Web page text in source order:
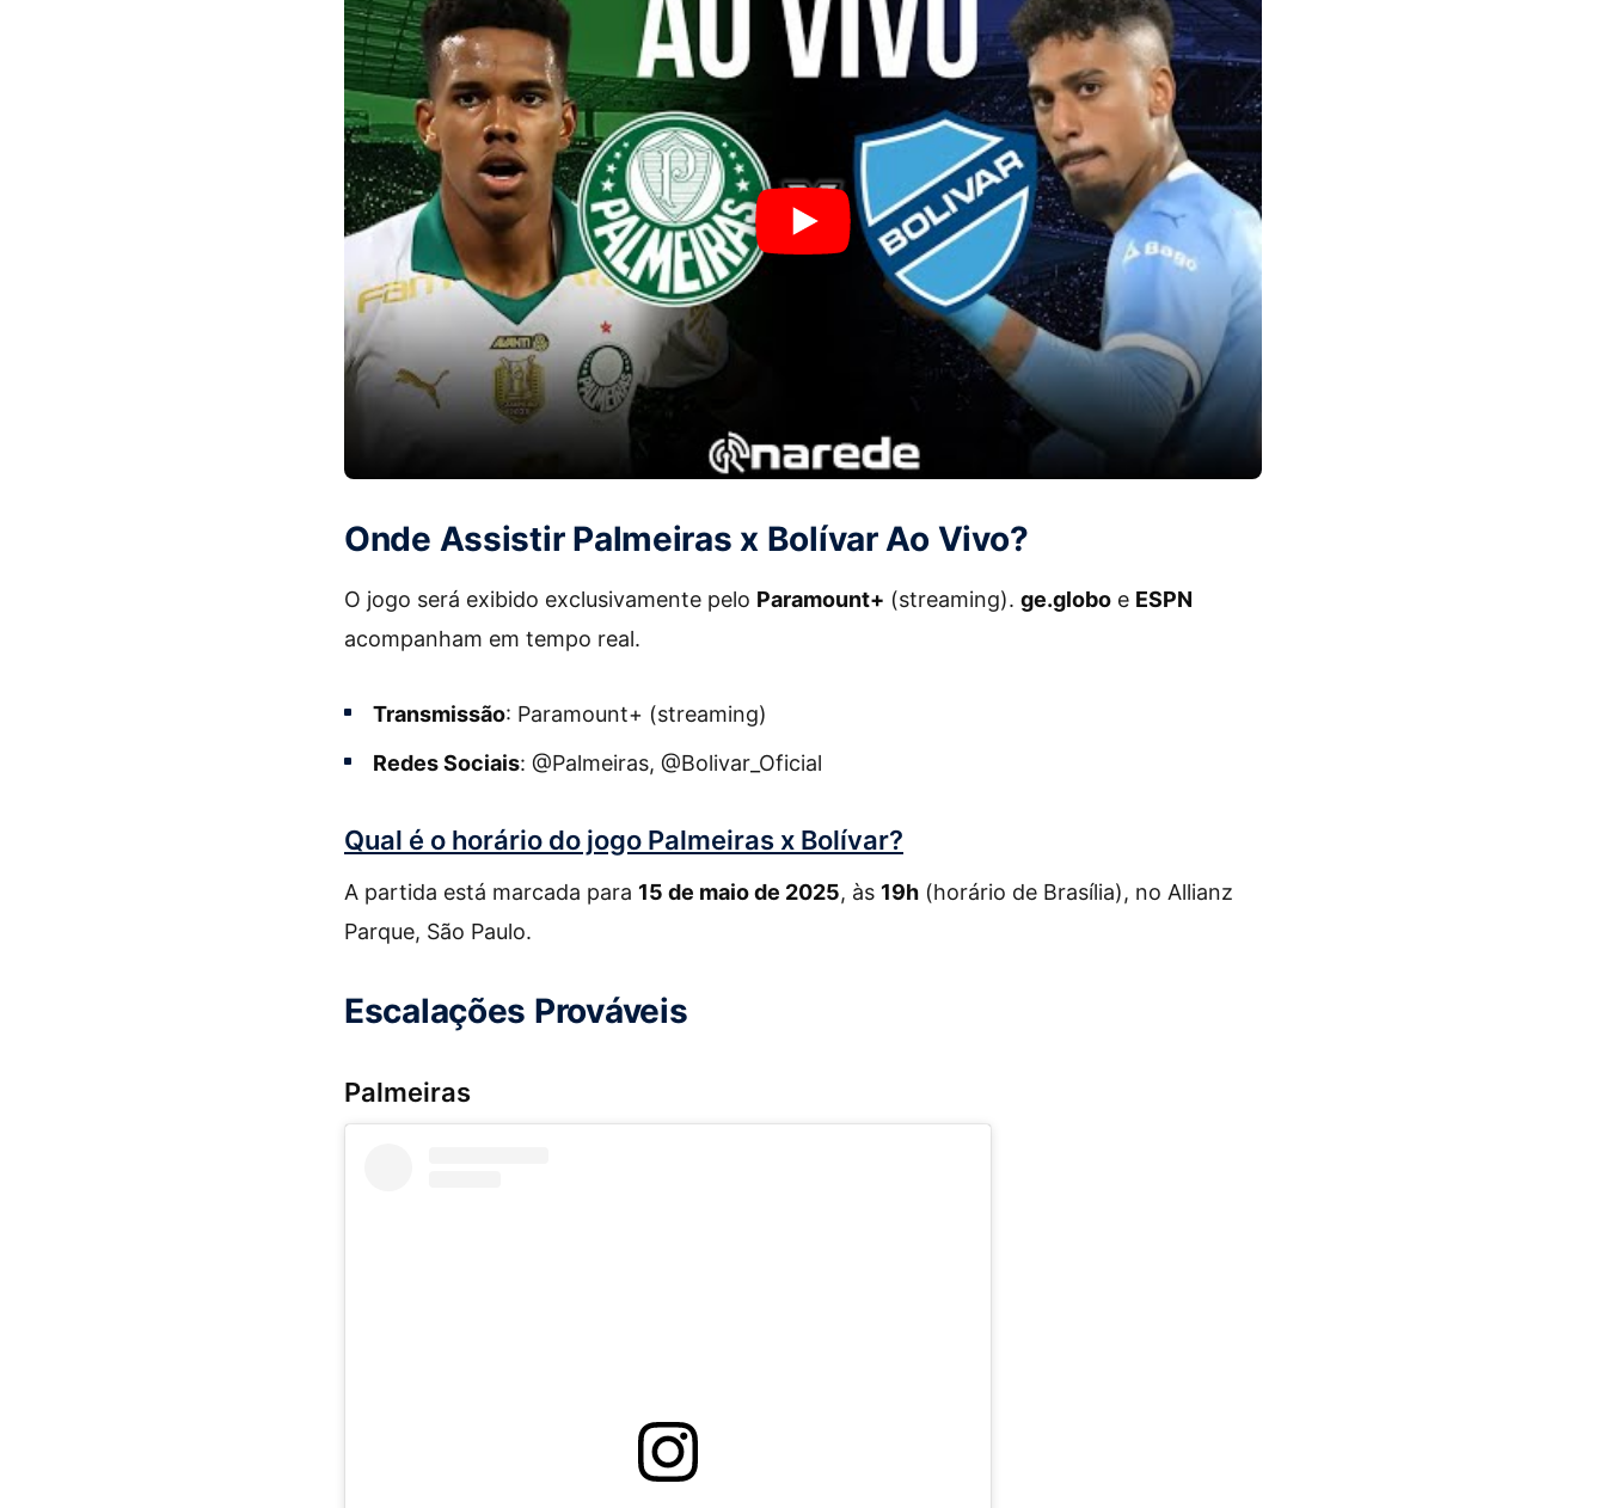
Onde Assistir Palmeiras x Bolívar Ao Vivo?
O jogo será exibido exclusivamente pelo Paramount+ (streaming). ge.globo e ESPN
acompanham em tempo real.
Transmissão: Paramount+ (streaming)
Redes Sociais: @Palmeiras, @Bolivar_Oficial
Qual é o horário do jogo Palmeiras x Bolívar?
A partida está marcada para 15 de maio de 2025, às 19h (horário de Brasília), no Allianz
Parque, São Paulo.
Escalações Prováveis
Palmeiras